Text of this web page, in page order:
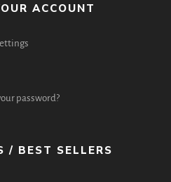
ACCOUNT
password?
/ BEST SELLERS